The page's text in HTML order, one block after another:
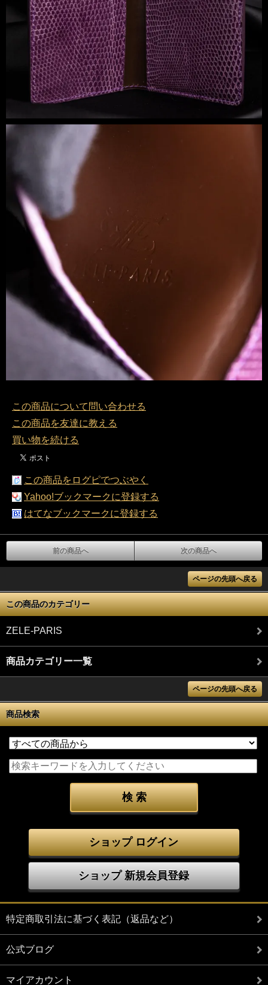
この商品について問い合わせる
この商品を友達に教える
買い物を続ける
この商品をログピでつぶやく
Yahoo!ブックマークに登録する
はてなブックマークに登録する
前の商品へ 次の商品へ
ページの先頭へ戻る
この商品のカテゴリー
ZELE-PARIS
商品カテゴリー一覧
ページの先頭へ戻る
商品検索
ショップ ログイン
ショップ 新規会員登録
特定商取引法に基づく表記（返品など）
公式ブログ
マイアカウント